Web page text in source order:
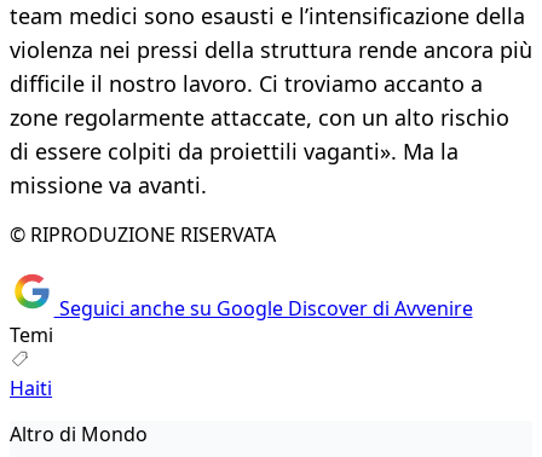
team medici sono esausti e l’intensificazione della
violenza nei pressi della struttura rende ancora più
difficile il nostro lavoro. Ci troviamo accanto a
zone regolarmente attaccate, con un alto rischio
di essere colpiti da proiettili vaganti». Ma la
missione va avanti.
© RIPRODUZIONE RISERVATA
Seguici anche su Google Discover di Avvenire
Temi
Haiti
Altro di Mondo